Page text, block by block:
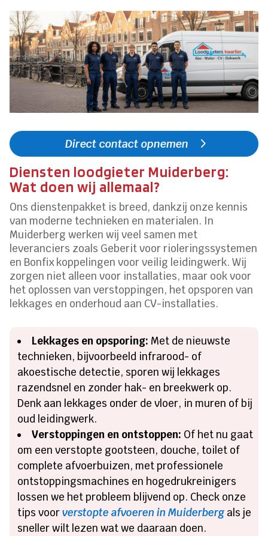
Direct contact opnemen
Diensten loodgieter Muiderberg:
Wat doen wij allemaal?
Ons dienstenpakket is breed, dankzij onze kennis
van moderne technieken en materialen. In
Muiderberg werken wij veel samen met
leveranciers zoals Geberit voor rioleringssystemen
en Bonfix koppelingen voor veilig leidingwerk. Wij
zorgen niet alleen voor installaties, maar ook voor
het oplossen van verstoppingen, het opsporen van
lekkages en onderhoud aan CV-installaties.
Lekkages en opsporing: Met de nieuwste
technieken, bijvoorbeeld infrarood- of
akoestische detectie, sporen wij lekkages
razendsnel en zonder hak- en breekwerk op.
Denk aan lekkages onder de vloer, in muren of bij
oud leidingwerk.
Verstoppingen en ontstoppen: Of het nu gaat
om een verstopte gootsteen, douche, toilet of
complete afvoerbuizen, met professionele
ontstoppingsmachines en hogedrukreinigers
lossen we het probleem blijvend op. Check onze
tips voorverstopte afvoeren in Muiderberg als je
sneller wilt lezen wat we daaraan doen.